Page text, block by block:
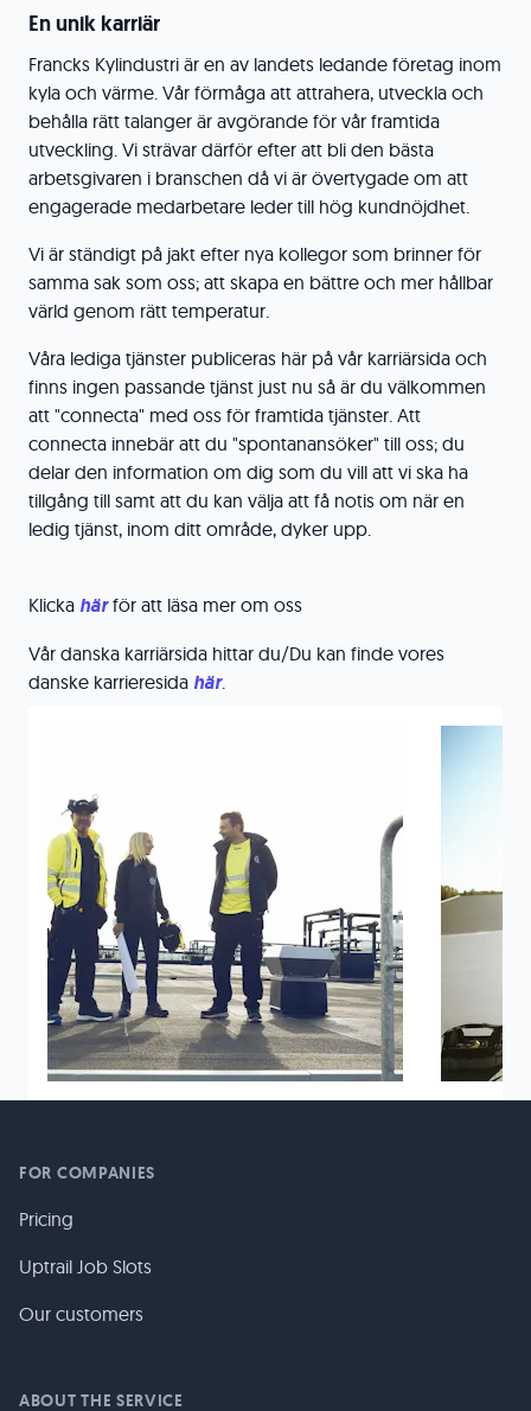
En unik karriär
Francks Kylindustri är en av landets ledande företag inom
kyla och värme. Vår förmåga att attrahera, utveckla och
behålla rätt talanger är avgörande för vår framtida
utveckling. Vi strävar därför efter att bli den bästa
arbetsgivaren i branschen då vi är övertygade om att
engagerade medarbetare leder till hög kundnöjdhet.
Vi är ständigt på jakt efter nya kollegor som brinner för
samma sak som oss; att skapa en bättre och mer hållbar
värld genom rätt temperatur.
Våra lediga tjänster publiceras här på vår karriärsida och
finns ingen passande tjänst just nu så är du välkommen
att "connecta" med oss för framtida tjänster. Att
connecta innebär att du "spontanansöker" till oss; du
delar den information om dig som du vill att vi ska ha
tillgång till samt att du kan välja att få notis om när en
ledig tjänst, inom ditt område, dyker upp.
Klicka härför att läsa mer om oss
Vår danska karriärsida hittar du/Du kan finde vores
danske karrieresida här.
FOR COMPANIES
Pricing
Uptrail Job Slots
Our customers
ABOUT THE SERVICE